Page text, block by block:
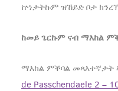
ኵነታትኩም ዝኸይድ ቦታ
ከመይ ጌርኩም ናብ ማእከል
ማእከል ምቕባል መጻእተኛታት
de Passchendaele 2 –